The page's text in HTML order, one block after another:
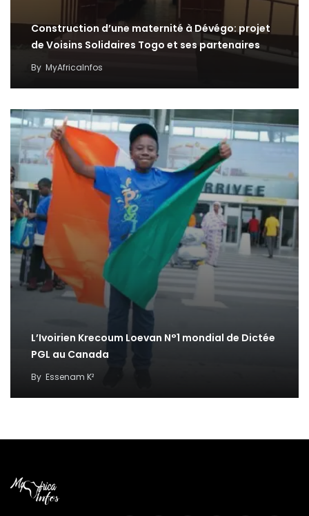
Construction d’une maternité à Dévégo: projet
de Voisins Solidaires Togo et ses partenaires
By MyAfricaInfos
L’Ivoirien Krecoum Loevan N°1 mondial de Dictée
PGL au Canada
By Essenam K²